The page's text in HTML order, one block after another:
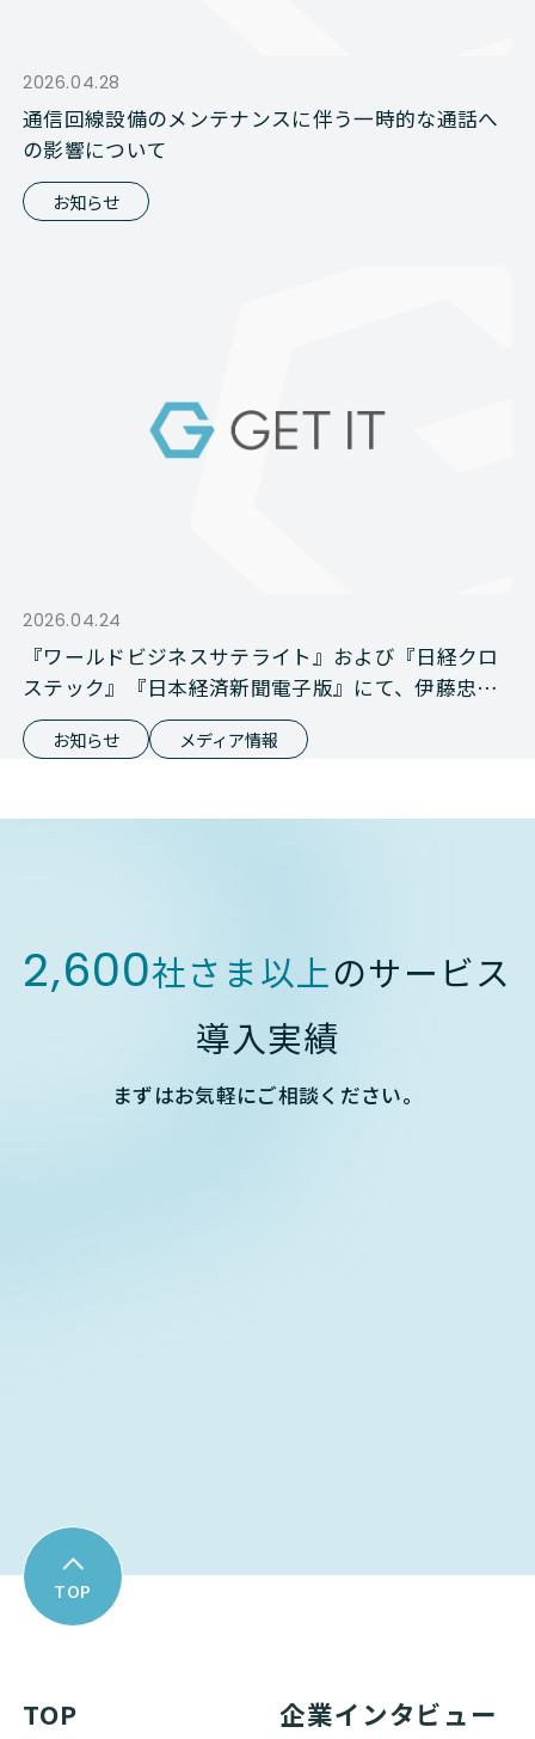
2026.04.28
通信回線設備のメンテナンスに伴う一時的な通話へ
の影響について
お知らせ
2026.04.24
『ワールドビジネスサテライト』および『日経クロ
ステック』『日本経済新聞電子版』にて、伊藤忠商
事との資本業務提携が報じられました
お知らせ メディア情報
2,600社さま以上のサービス
導入実績
まずはお気軽にご相談ください。
TOP
TOP
企業インタビュー